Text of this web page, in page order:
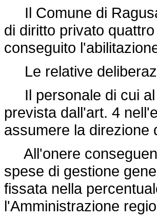
Il Comune di
di diritto privato
conseguito
Le relative
Il personale di cui al
prevista dall'art. 4
assumere la direzione
All'onere
spese di gestione
fissata nella
l'Amministrazione